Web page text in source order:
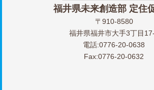
福井県未来創造部 定住
〒910-8580
福井県福井市大手3丁目
電話:0776-20-0638
Fax:0776-20-0632